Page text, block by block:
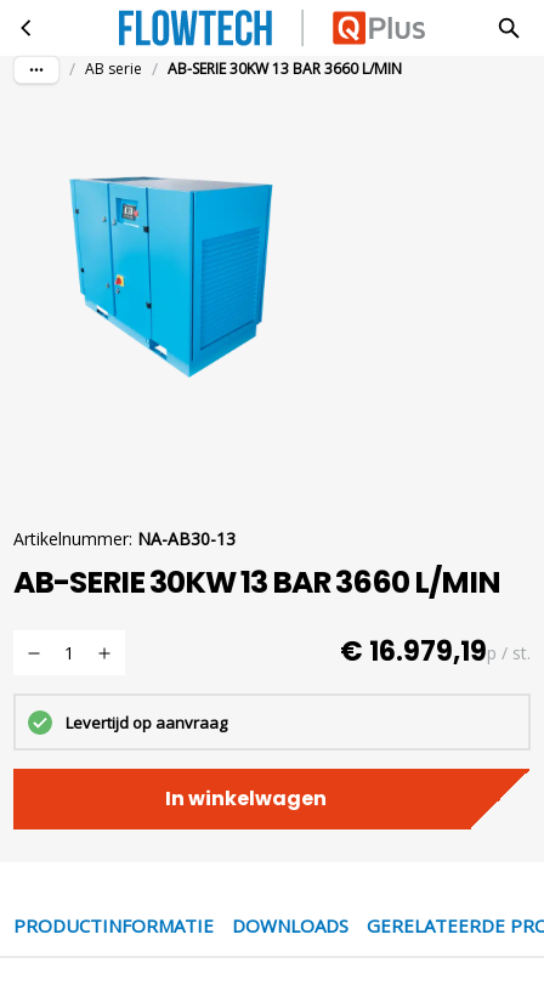
Ga naar hoofdinhoudAB-SERIE 30KW 13 BAR 3660 L/MIN
/ AB serie / AB-SERIE 30KW 13 BAR 3660 L/MIN
Artikelnummer: NA-AB30-13
AB-SERIE 30KW 13 BAR 3660 L/MIN
€ 16.979,19p / st.
Levertijd op aanvraag
In winkelwagen
PRODUCTINFORMATIE DOWNLOADS GERELATEERDE